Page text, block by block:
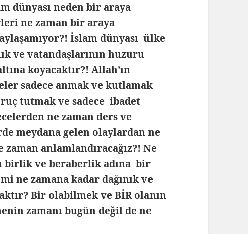
dünyası neden bir araya
ne zaman bir araya
İslam dünyası ülke
ve vatandaşlarının huzuru
koyacaktır?! Allah’ın
sadece anmak ve kutlamak
tutmak ve sadece ibadet
ne zaman ders ve
meydana gelen olaylardan ne
anlamlandıracağız?! Ne
birlik ve beraberlik adına bir
ne zamana kadar dağınık ve
Bir olabilmek ve BİR olanın
zamanı bugün değil de ne